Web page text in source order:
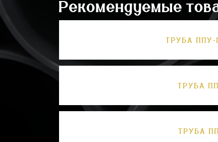
Рекомендуемые
ТРУБА ППУ-
ТРУБА
ТРУБА